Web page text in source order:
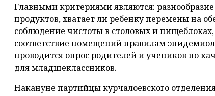
Главными критериями являются:
продуктов, хватает ли ребенку перемены на
соблюдение чистоты в столовых и
соответствие помещений правилам
проводится опрос родителей и учеников по
для младшеклассников.
Накануне партийцы курчалоевского